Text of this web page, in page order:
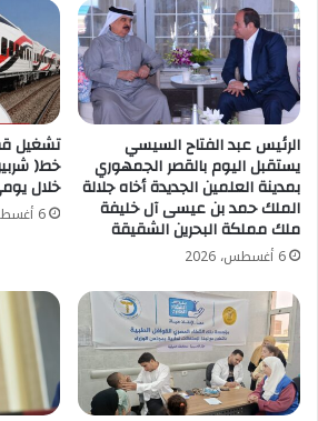
الرئيس عبد الفتاح السيسي
يستقبل اليوم بالقصر الجمهوري
بمدينة العلمين الجديدة أخاه جلالة
الملك حمد بن عيسى آل خليفة
ملك مملكة البحرين الشقيقة
6 أغسطس، 2026
خط(
خلال يومي 6 – 7 أغسطس
6 أغسطس، 2026